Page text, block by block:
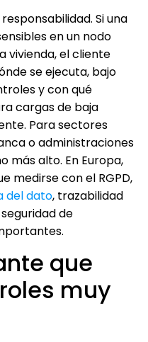
Si una
en un nodo
vivienda, el cliente
se ejecuta, bajo
y con qué
cargas de baja
Para sectores
o administraciones
más alto. En Europa,
medirse con el RGPD,
del dato, trazabilidad
de
que
muy